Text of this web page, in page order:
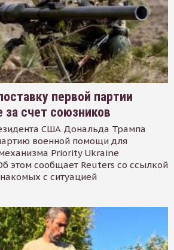
первой партии
за счет союзников
США Дональда Трампа
военной помощи для
Priority Ukraine
этом сообщает Reuters со ссылкой
с ситуацией